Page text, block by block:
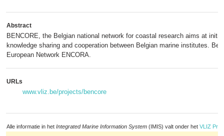
Abstract
BENCORE, the Belgian national network for coastal research aims at
knowledge sharing and cooperation between Belgian marine institutes.
European Network ENCORA.
URLs
www.vliz.be/projects/bencore
Alle informatie in het Integrated Marine Information System (IMIS) valt onder het VLIZ